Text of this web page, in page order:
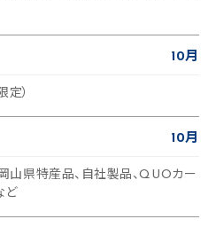
10月
定）
10月
山県特産品、自社製品、QUOカー
ど